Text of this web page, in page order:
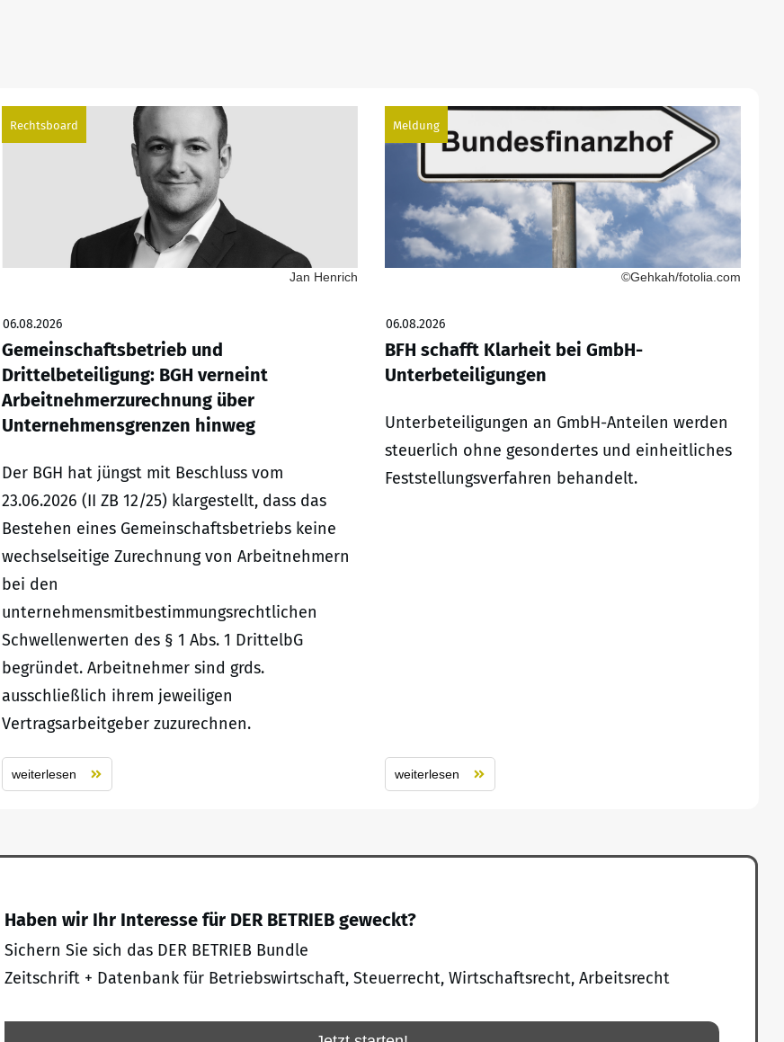
Rechtsboard
Jan Henrich
06.08.2026
Gemeinschaftsbetrieb und
Drittelbeteiligung: BGH verneint
Arbeitnehmerzurechnung über
Unternehmensgrenzen hinweg
Der BGH hat jüngst mit Beschluss vom
23.06.2026 (II ZB 12/25) klargestellt, dass das
Bestehen eines Gemeinschaftsbetriebs keine
wechselseitige Zurechnung von Arbeitnehmern
bei den
unternehmensmitbestimmungsrechtlichen
Schwellenwerten des § 1 Abs. 1 DrittelbG
begründet. Arbeitnehmer sind grds.
ausschließlich ihrem jeweiligen
Vertragsarbeitgeber zuzurechnen.
weiterlesen
Meldung
©Gehkah/fotolia.com
06.08.2026
BFH schafft Klarheit bei GmbH-
Unterbeteiligungen
Unterbeteiligungen an GmbH-Anteilen werden
steuerlich ohne gesondertes und einheitliches
Feststellungsverfahren behandelt.
weiterlesen
Haben wir Ihr Interesse für DER BETRIEB geweckt?
Sichern Sie sich das DER BETRIEB Bundle
Zeitschrift + Datenbank für Betriebswirtschaft, Steuerrecht, Wirtschaftsrecht, Arbeitsrecht